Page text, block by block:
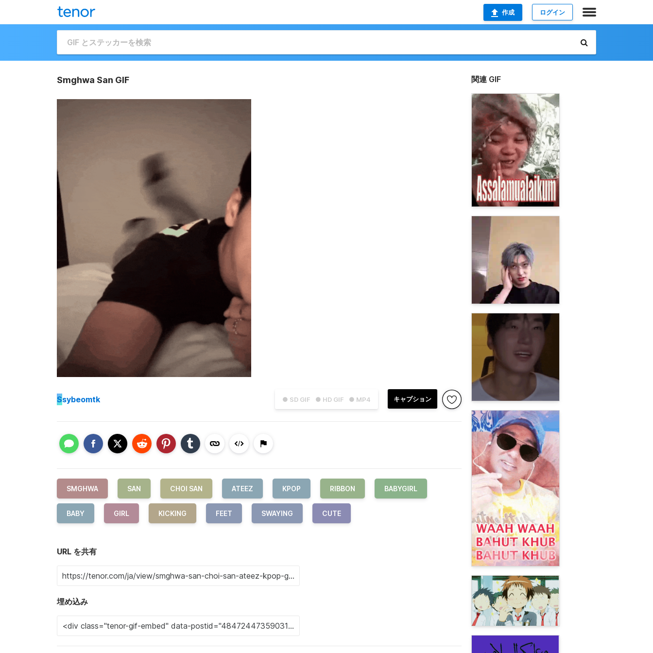
作成 ログイン
Smghwa San GIF
● SD GIF ● HD GIF ● MP4 キャプション
Ssybeomtk
SMGHWA SAN CHOI SAN ATEEZ KPOP RIBBON BABYGIRL
BABY GIRL KICKING FEET SWAYING CUTE
URL を共有
埋め込み
関連 GIF